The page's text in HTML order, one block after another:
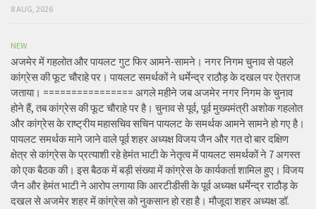
8 AUG, 2026
NEW
अजमेर में गहलोत और पायलट गुट फिर आमने-सामने। नगर निगम चुनाव से पहले
कांग्रेस की फूट चौराहे पर। पायलट समर्थकों ने धर्मेन्द्र राठौड़ के दखल पर ऐतराज
जताया। ================ अगले महीने जब अजमेर नगर निगम के चुनाव
होने हैं, तब कांग्रेस की फूट चौराहे पर है। चुनाव से पूर्व, पूर्व मुख्यमंत्री अशोक गहलोत
और कांग्रेस के राष्ट्रीय महासचिव सचिन पायलट के समर्थक आमने सामने हो गए है।
पायलट समर्थक माने जाने वाले पूर्व शहर अध्यक्ष विजय जैन और गत दो बार दक्षिण
क्षेत्र से कांग्रेस के प्रत्याशी रहे हेमंत भाटी के नेतृत्व में पायलट समर्थकों ने 7 अगस्त
को एक बैठक की। इस बैठक में बड़ी संख्या में कांग्रेस के कार्यकर्ता शामिल हुए। विजय
जैन और हेमंत भाटी ने आरोप लगाया कि आरटीडीसी के पूर्व अध्यक्ष धर्मेन्द्र राठौड़ के
दखल से अजमेर शहर में कांग्रेस को नुकसान हो रहा है। मौजूदा शहर अध्यक्ष डॉ.